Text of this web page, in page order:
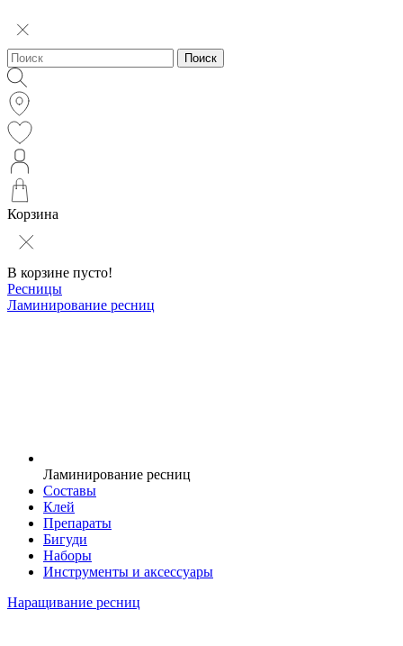
Поиск
Корзина
В корзине пусто!
Ресницы
Ламинирование ресниц
Ламинирование ресниц
Составы
Клей
Препараты
Бигуди
Наборы
Инструменты и аксессуары
Наращивание ресниц